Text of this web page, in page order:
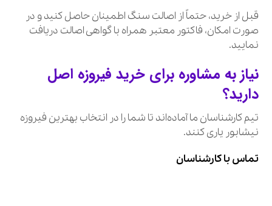
قبل از خرید، حتماً از اصالت سنگ اطمینان حاصل کنید و در
صورت امکان، فاکتور معتبر همراه با گواهی اصالت دریافت
نمایید.
نیاز به مشاوره برای خرید فیروزه اصل
دارید؟
تیم کارشناسان ما آماده‌اند تا شما را در انتخاب بهترین فیروزه
نیشابور یاری کنند.
تماس با کارشناسان